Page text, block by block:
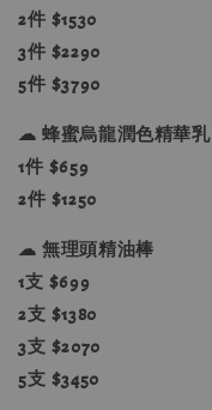
2件 $1530
3件 $2290
5件 $3790
☁ 蜂蜜烏龍潤色精華乳
1件 $659
2件 $1250
☁ 無理頭精油棒
1支 $699
2支 $1380
3支 $2070
5支 $3450